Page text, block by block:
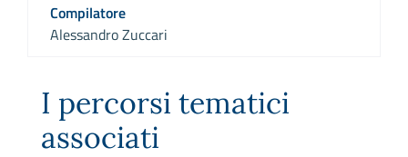
Compilatore
Alessandro Zuccari
I percorsi tematici
associati